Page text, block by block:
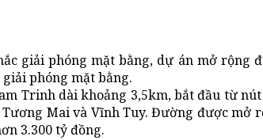
giải phóng mặt bằng, dự án mở
phóng mặt bằng.
Trinh dài khoảng 3,5km, bắt đầu từ
Mai và Vĩnh Tuy. Đường được
3.300 tỷ đồng.